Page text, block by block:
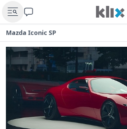
Mazda Iconic SP